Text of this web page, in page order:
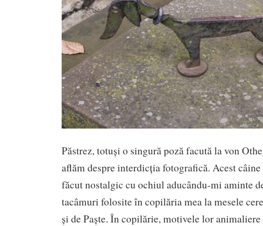
Păstrez, totuși o singură poză facută la von
aflăm despre interdicția fotografică. Acest
făcut nostalgic cu ochiul aducându-mi aminte
tacâmuri folosite în copilăria mea la mesele
și de Paște. În copilărie, motivele lor